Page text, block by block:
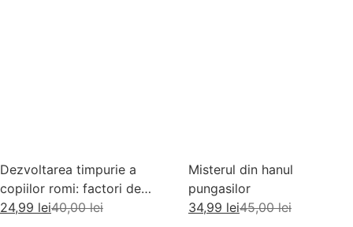
Dezvoltarea timpurie a
copiilor romi: factori de
risc si factori de protectie
40,00lei
24,99 lei
Misterul din hanul
pungasilor
45,00lei
34,99 lei